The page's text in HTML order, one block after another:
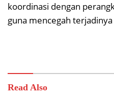
koordinasi dengan
guna mencegah
Read Also